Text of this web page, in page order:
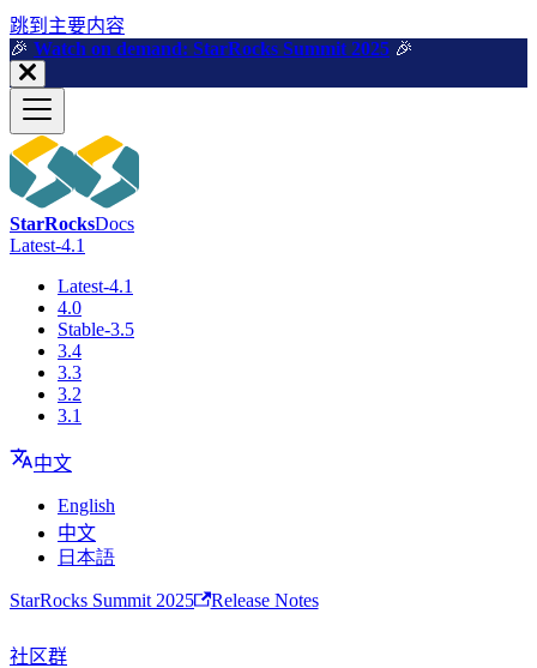
跳到主要内容
🎉️ Watch on demand: StarRocks Summit 2025 🎉️
StarRocksDocs
Latest-4.1
Latest-4.1
4.0
Stable-3.5
3.4
3.3
3.2
3.1
中文
English
中文
日本語
StarRocks Summit 2025 Release Notes
社区群